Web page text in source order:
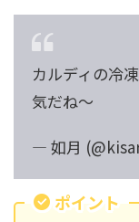
カルディの冷
気だね〜
— 如月
ポイント